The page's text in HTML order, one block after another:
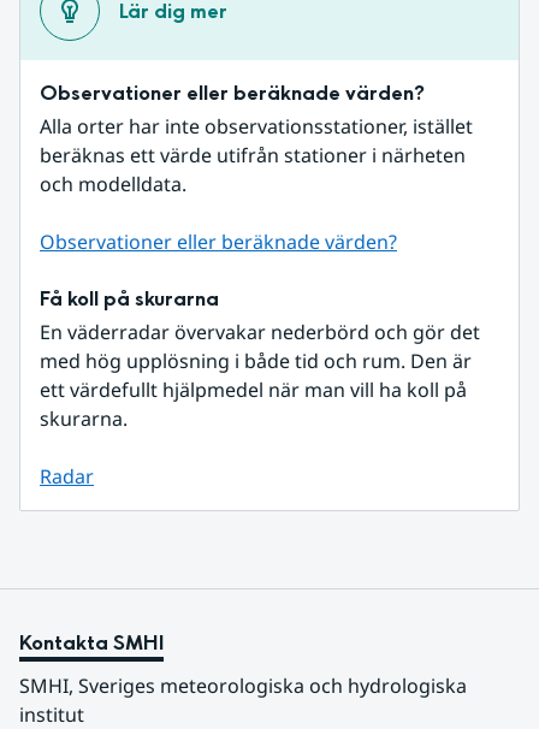
Lär dig mer
Observationer eller beräknade värden?
Alla orter har inte observationsstationer, istället
beräknas ett värde utifrån stationer i närheten
och modelldata.
Observationer eller beräknade värden?
Få koll på skurarna
En väderradar övervakar nederbörd och gör det
med hög upplösning i både tid och rum. Den är
ett värdefullt hjälpmedel när man vill ha koll på
skurarna.
Radar
Kontakta SMHI
SMHI, Sveriges meteorologiska och hydrologiska
institut